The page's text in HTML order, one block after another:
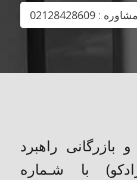
مشاوره : 02128428609
راهبرد
با شـماره